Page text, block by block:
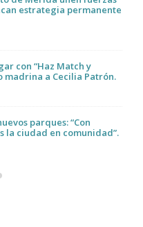
estrategia permanente
con “Haz Match y
madrina a Cecilia Patrón.
parques: “Con
la ciudad en comunidad”.